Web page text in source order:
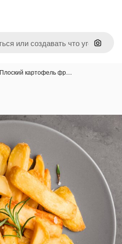
Поиск
Плоский картофель фр…